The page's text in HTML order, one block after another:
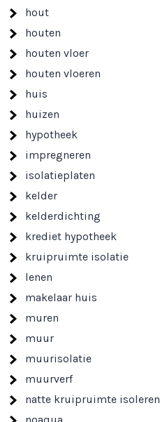
hout
houten
houten vloer
houten vloeren
huis
huizen
hypotheek
impregneren
isolatieplaten
kelder
kelderdichting
krediet hypotheek
kruipruimte isolatie
lenen
makelaar huis
muren
muur
muurisolatie
muurverf
natte kruipruimte isoleren